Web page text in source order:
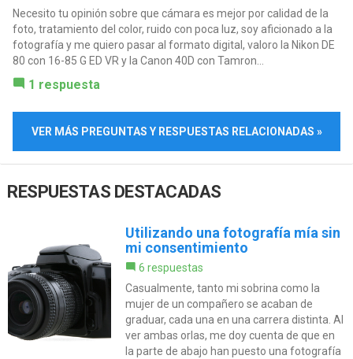
Necesito tu opinión sobre que cámara es mejor por calidad de la
foto, tratamiento del color, ruido con poca luz, soy aficionado a la
fotografía y me quiero pasar al formato digital, valoro la Nikon DE
80 con 16-85 G ED VR y la Canon 40D con Tamron...
1 respuesta
VER MÁS PREGUNTAS Y RESPUESTAS RELACIONADAS »
RESPUESTAS DESTACADAS
Utilizando una fotografía mía sin
mi consentimiento
6 respuestas
Casualmente, tanto mi sobrina como la
mujer de un compañero se acaban de
graduar, cada una en una carrera distinta. Al
ver ambas orlas, me doy cuenta de que en
la parte de abajo han puesto una fotografía